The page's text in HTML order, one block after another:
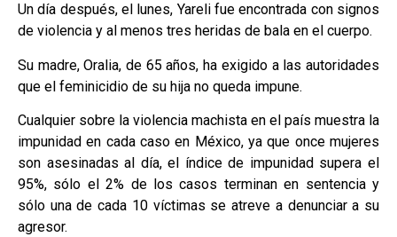
Un día después, el lunes, Yareli fue encontrada con signos
de violencia y al menos tres heridas de bala en el cuerpo.
Su madre, Oralia, de 65 años, ha exigido a las autoridades
que el feminicidio de su hija no queda impune.
Cualquier sobre la violencia machista en el país muestra la
impunidad en cada caso en México, ya que once mujeres
son asesinadas al día, el índice de impunidad supera el
95%, sólo el 2% de los casos terminan en sentencia y
sólo una de cada 10 víctimas se atreve a denunciar a su
agresor.